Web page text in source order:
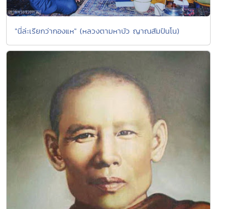
"นี่ล่ะเรียกว่ากองแห" (หลวงตามหาบัว ญาณสัมปันโน)